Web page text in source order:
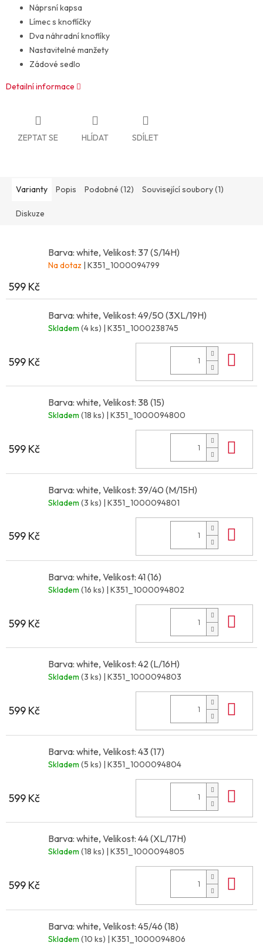
Náprsní kapsa
Límec s knoflíčky
Dva náhradní knoflíky
Nastavitelné manžety
Zádové sedlo
Detailní informace
ZEPTAT SE HLÍDAT SDÍLET
Varianty Popis Podobné (12) Související soubory (1)
Diskuze
Barva: white, Velikost: 37 (S/14H)
Na dotaz | K351_1000094799
599 Kč
Barva: white, Velikost: 49/50 (3XL/19H)
Skladem (4 ks) | K351_1000238745
599 Kč
Barva: white, Velikost: 38 (15)
Skladem (18 ks) | K351_1000094800
599 Kč
Barva: white, Velikost: 39/40 (M/15H)
Skladem (3 ks) | K351_1000094801
599 Kč
Barva: white, Velikost: 41 (16)
Skladem (16 ks) | K351_1000094802
599 Kč
Barva: white, Velikost: 42 (L/16H)
Skladem (3 ks) | K351_1000094803
599 Kč
Barva: white, Velikost: 43 (17)
Skladem (5 ks) | K351_1000094804
599 Kč
Barva: white, Velikost: 44 (XL/17H)
Skladem (18 ks) | K351_1000094805
599 Kč
Barva: white, Velikost: 45/46 (18)
Skladem (10 ks) | K351_1000094806